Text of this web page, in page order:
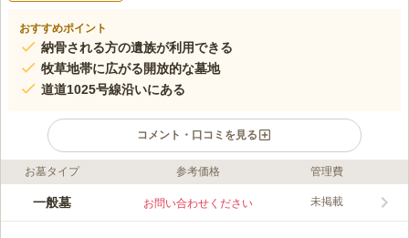
おすすめポイント
納骨される方の遺族が利用できる
牧草地帯に広がる開放的な墓地
道道1025号線沿いにある
コメント・口コミを見る
ライフドット編集部のコメント
山に挟まれている場所ですが、墓地内は平坦なのでお子様連れの
お墓タイプ 参考価格 管理費
一般墓 お問い合わせください 未掲載